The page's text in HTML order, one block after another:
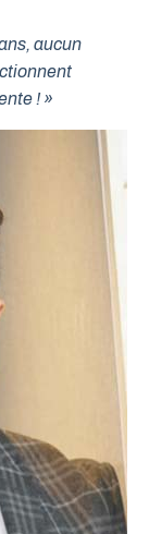
aucun
! »